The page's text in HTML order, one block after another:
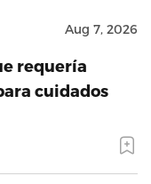
Aug 7, 2026
requería
cuidados